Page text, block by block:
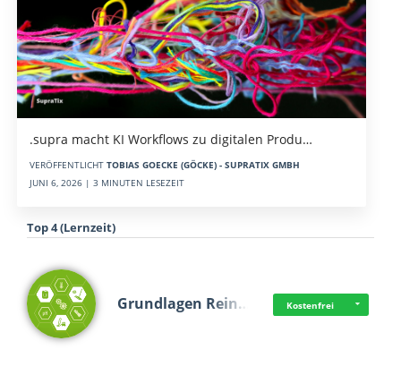
.supra macht KI Workflows zu digitalen Produ…
VERÖFFENTLICHT TOBIAS GOECKE (GÖCKE) - SUPRATIX GMBH
JUNI 6, 2026 | 3 MINUTEN LESEZEIT
Top 4 (Lernzeit)
Grundlagen Rein… Kostenfrei